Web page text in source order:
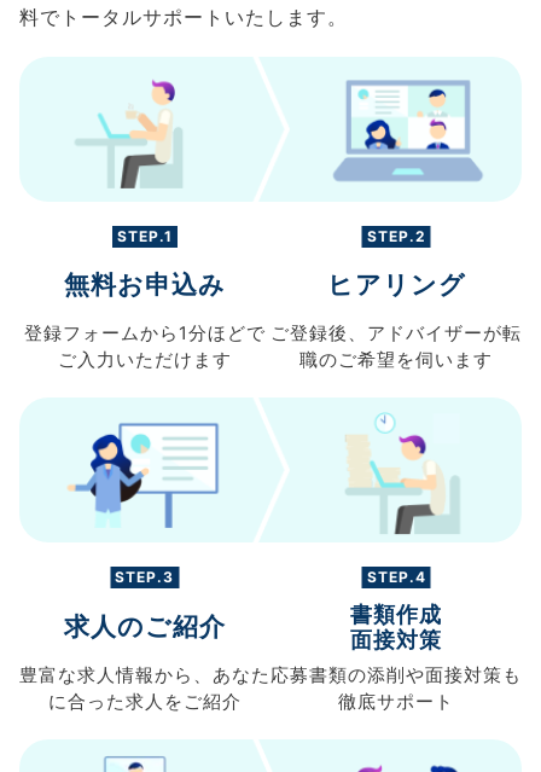
料でトータルサポートいたします。
STEP.1
無料お申込み
登録フォームから 1分ほどで
ご入力 いただけます
STEP.2
ヒアリング
ご登録後、 アドバイザーが転
職のご希望を伺います
STEP.3
求人のご紹介
豊富な求人情報から、 あなた
に合った求人を ご紹介
STEP.4
書類作成
面接対策
応募書類の添削や面接対策も
徹底サポート